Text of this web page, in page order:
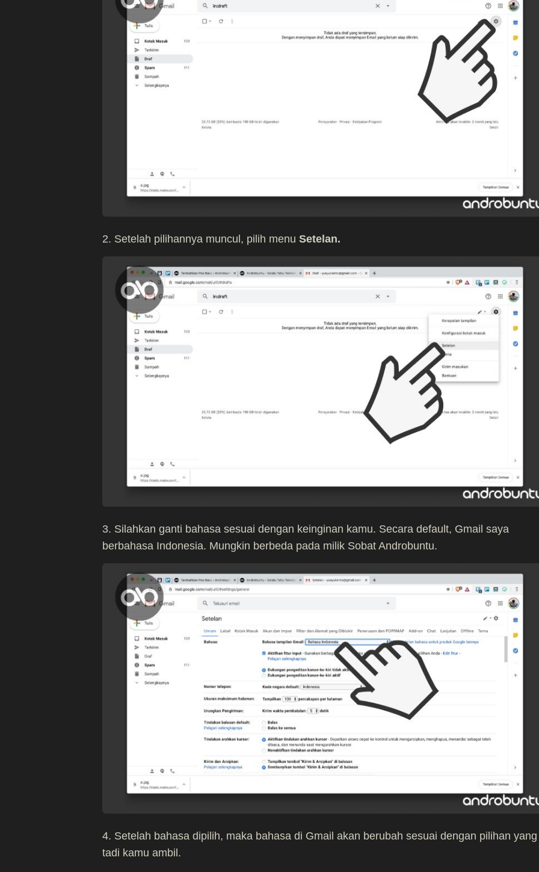
2. Setelah pilihannya muncul, pilih menu Setelan.
3. Silahkan ganti bahasa sesuai dengan keinginan kamu. Secara default, Gmail saya
berbahasa Indonesia. Mungkin berbeda pada milik Sobat Androbuntu.
4. Setelah bahasa dipilih, maka bahasa di Gmail akan berubah sesuai dengan pilihan yang
tadi kamu ambil.